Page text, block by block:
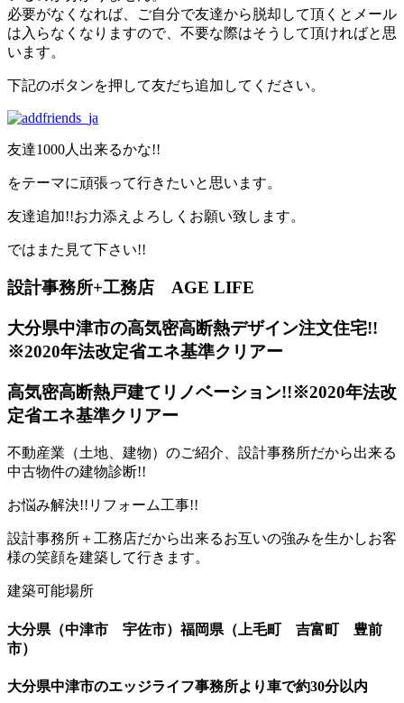
必要がなくなれば、ご自分で友達から脱却して頂くとメール
は入らなくなりますので、不要な際はそうして頂ければと思
います。
下記のボタンを押して友だち追加してください。
友達1000人出来るかな!!
をテーマに頑張って行きたいと思います。
友達追加!!お力添えよろしくお願い致します。
ではまた見て下さい!!
設計事務所+工務店 AGE LIFE
大分県中津市の高気密高断熱デザイン注文住宅!!
※2020年法改定省エネ基準クリアー
高気密高断熱戸建てリノベーション!!※2020年法改
定省エネ基準クリアー
不動産業（土地、建物）のご紹介、設計事務所だから出来る
中古物件の建物診断!!
お悩み解決!!リフォーム工事!!
設計事務所＋工務店だから出来るお互いの強みを生かしお客
様の笑顔を建築して行きます。
建築可能場所
大分県（中津市 宇佐市）福岡県（上毛町 吉富町 豊前
市）
大分県中津市のエッジライフ事務所より車で約30分以内